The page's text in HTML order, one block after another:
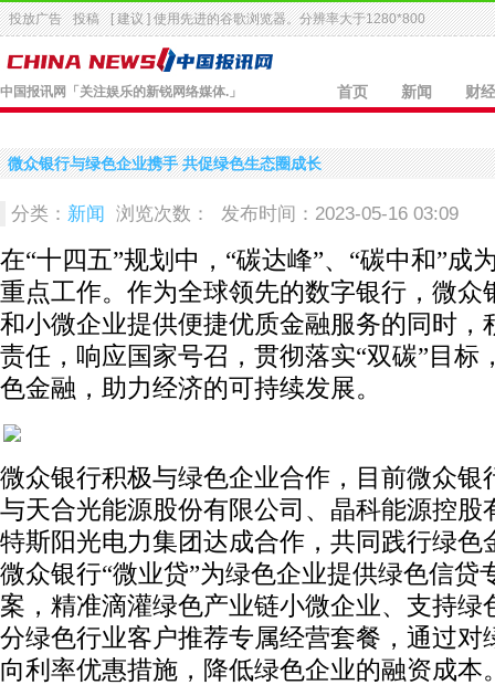
投放广告 投稿 [ 建议 ] 使用先进的谷歌浏览器。分辨率大于1280*800
中国报讯网 「关注娱乐的新锐网络媒体.」 首页 新闻 财经
微众银行与绿色企业携手 共促绿色生态圈成长
分类： 新闻 浏览次数： 发布时间：2023-05-16 03:09
在“十四五”规划中，“碳达峰”、“碳中和”成
重点工作。作为全球领先的数字银行，微众
和小微企业提供便捷优质金融服务的同时，
责任，响应国家号召，贯彻落实“双碳”目标
色金融，助力经济的可持续发展。
微众银行积极与绿色企业合作，目前微众银
与天合光能源股份有限公司、晶科能源控股
特斯阳光电力集团达成合作，共同践行绿色
微众银行“微业贷”为绿色企业提供绿色信贷
案，精准滴灌绿色产业链小微企业、支持绿
分绿色行业客户推荐专属经营套餐，通过对
向利率优惠措施，降低绿色企业的融资成本